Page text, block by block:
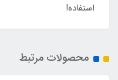
استفاده!
محصولات مرتبط